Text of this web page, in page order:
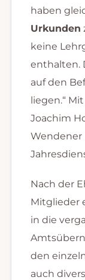
haben
Urkunden
keine
enthalten.
auf den
liegen.“
Joachim
Wendener
Nach der
Mitglieder
in die
den
auch